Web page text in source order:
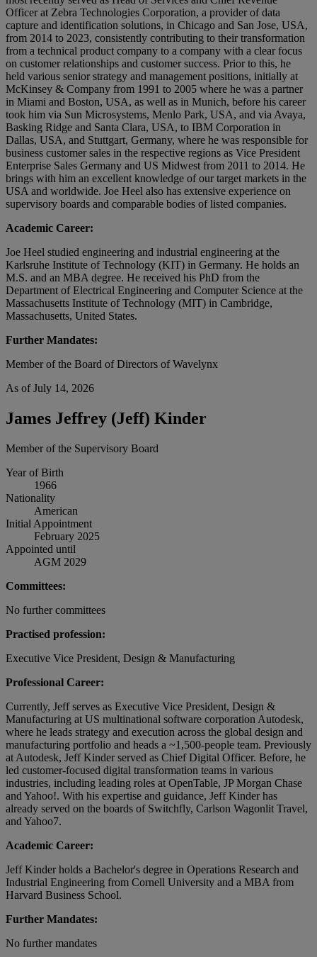
Officer at Zebra Technologies Corporation, a provider of data
capture and identification solutions, in Chicago and San Jose, USA,
from 2014 to 2023, consistently contributing to their transformation
from a technical product company to a company with a clear focus
on customer relationships and customer success. Prior to this, he
held various senior strategy and management positions, initially at
McKinsey & Company from 1991 to 2005 where he was a partner
in Miami and Boston, USA, as well as in Munich, before his career
took him via Sun Microsystems, Menlo Park, USA, and via Avaya,
Basking Ridge and Santa Clara, USA, to IBM Corporation in
Dallas, USA, and Stuttgart, Germany, where he was responsible for
business customer sales in the respective regions as Vice President
Enterprise Sales Germany and US Midwest from 2011 to 2014. He
brings with him an excellent knowledge of our target markets in the
USA and worldwide. Joe Heel also has extensive experience on
supervisory boards and comparable bodies of listed companies.
Academic Career:
Joe Heel studied engineering and industrial engineering at the
Karlsruhe Institute of Technology (KIT) in Germany. He holds an
M.S. and an MBA degree. He received his PhD from the
Department of Electrical Engineering and Computer Science at the
Massachusetts Institute of Technology (MIT) in Cambridge,
Massachusetts, United States.
Further Mandates:
Member of the Board of Directors of Wavelynx
As of July 14, 2026
James Jeffrey (Jeff) Kinder
Member of the Supervisory Board
Year of Birth
1966
Nationality
American
Initial Appointment
February 2025
Appointed until
AGM 2029
Committees:
No further committees
Practised profession:
Executive Vice President, Design & Manufacturing
Professional Career:
Currently, Jeff serves as Executive Vice President, Design &
Manufacturing at US multinational software corporation Autodesk,
where he leads strategy and execution across the global design and
manufacturing portfolio and heads a ~1,500-people team. Previously
at Autodesk, Jeff Kinder served as Chief Digital Officer. Before, he
led customer-focused digital transformation teams in various
industries, including leading roles at OpenTable, JP Morgan Chase
and Yahoo!. With his expertise and guidance, Jeff Kinder has
already served on the boards of Switchfly, Carlson Wagonlit Travel,
and Yahoo7.
Academic Career:
Jeff Kinder holds a Bachelor's degree in Operations Research and
Industrial Engineering from Cornell University and a MBA from
Harvard Business School.
Further Mandates:
No further mandates